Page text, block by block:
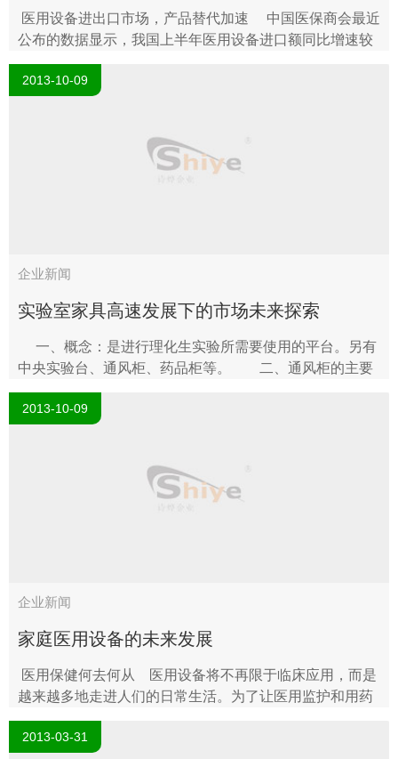
医用设备进出口市场，产品替代加速 中国医保商会最近
公布的数据显示，我国上半年医用设备进口额同比增速较
去年同期下降近7个百分点，显示国内医用设备进口替代正
在加..
2013-10-09
企业新闻
实验室家具高速发展下的市场未来探索
一、概念：是进行理化生实验所需要使用的平台。另有
中央实验台、通风柜、药品柜等。 二、通风柜的主要
功能：通风柜的功能中最主要的是排气功能..
2013-10-09
企业新闻
家庭医用设备的未来发展
医用保健何去何从 医用设备将不再限于临床应用，而是
越来越多地走进人们的日常生活。为了让医用监护和用药
走进家庭，这些设备将具备以下特性： 1.便携：小巧且..
2013-03-31